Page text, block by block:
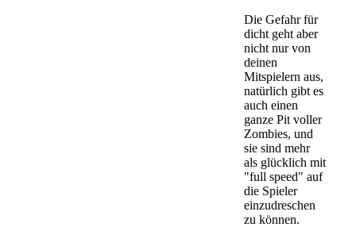
Die Gefahr für
dicht geht aber
nicht nur von
deinen
Mitspielern aus,
natürlich gibt es
auch einen
ganze Pit voller
Zombies, und
sie sind mehr
als glücklich mit
"full speed" auf
die Spieler
einzudreschen
zu können.